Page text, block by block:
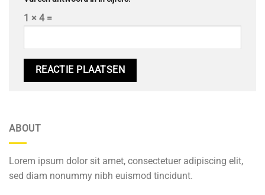
1 × 4 =
ABOUT
Lorem ipsum dolor sit amet, consectetuer adipiscing elit,
sed diam nonummy nibh euismod tincidunt.